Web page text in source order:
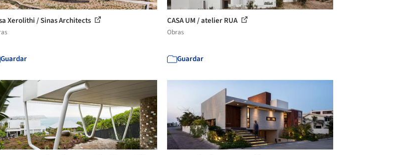
Xerolithi / Sinas Architects
Guardar
CASA UM / atelier RUA
Obras
Guardar